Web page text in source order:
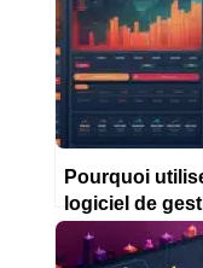
Pourquoi
logiciel de
pour une micro
entreprise ?